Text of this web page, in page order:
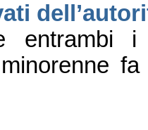
entrambi i
fa